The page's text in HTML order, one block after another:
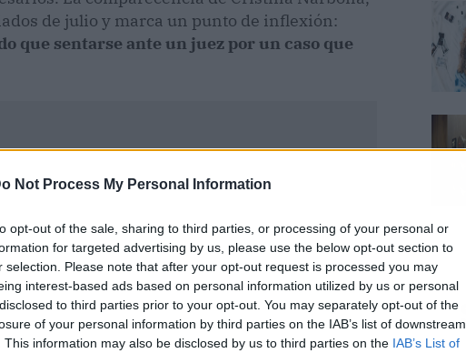
Not Process My Personal Information
opt-out of the sale, sharing to third parties, or processing of your personal or
for targeted advertising by us, please use the below opt-out section to
selection. Please note that after your opt-out request is processed you may
interest-based ads based on personal information utilized by us or personal
to third parties prior to your opt-out. You may separately opt-out of the
of your personal information by third parties on the IAB’s list of downstream
This information may also be disclosed by us to third parties on the IAB’s List of
de julio y marca un punto de inflexión:
que sentarse ante un juez por un caso que